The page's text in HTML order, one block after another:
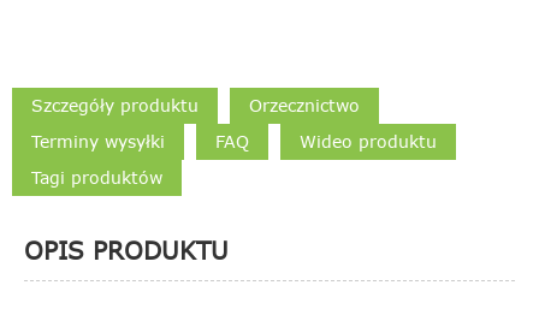
Szczegóły produktu
Orzecznictwo
Terminy wysyłki
FAQ
Wideo produktu
Tagi produktów
OPIS PRODUKTU